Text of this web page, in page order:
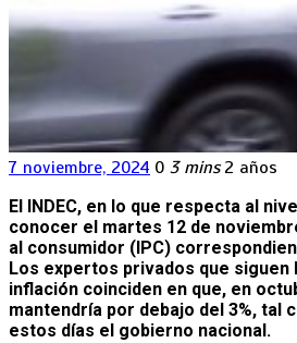
7 noviembre, 2024 0 3 mins 2 años
El INDEC, en lo que respecta al
conocer el martes 12 de
al consumidor (IPC)
Los expertos privados que siguen
inflación coinciden en que, en
mantendría por debajo del 3%, tal
estos días el gobierno nacional.